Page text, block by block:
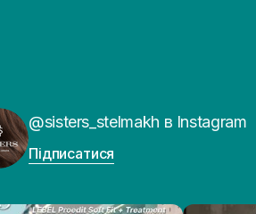
@sisters_stelmakh в Instagram
Підписатися